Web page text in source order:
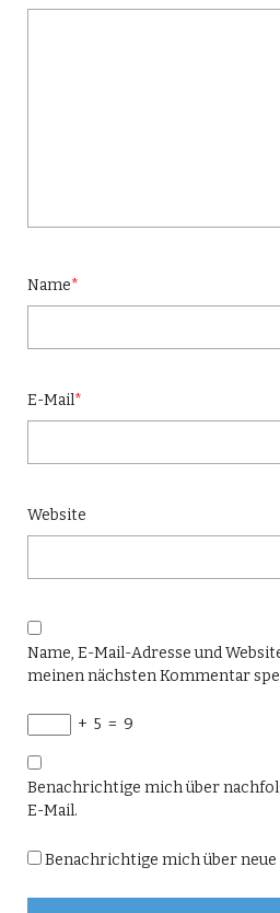
Name*
E-Mail*
Website
Name, E-Mail-Adresse und
meinen nächsten Kommentar
+ 5 = 9
Benachrichtige mich über
E-Mail.
Benachrichtige mich über neue